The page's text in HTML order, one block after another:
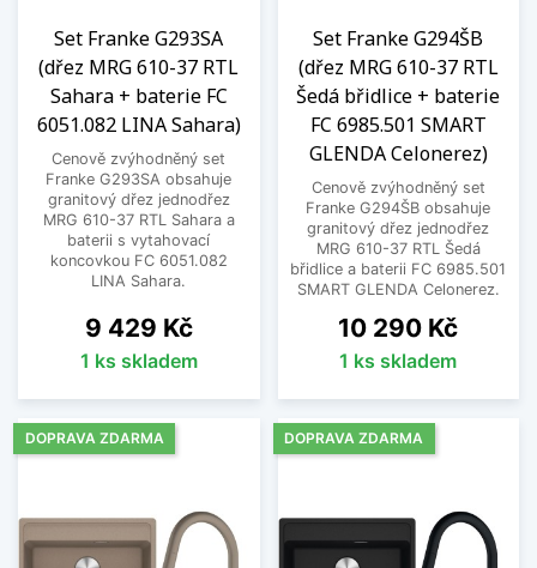
Set Franke G293SA
(dřez MRG 610-37 RTL
Sahara + baterie FC
6051.082 LINA Sahara)
Cenově zvýhodněný set
Franke G293SA obsahuje
granitový dřez jednodřez
MRG 610-37 RTL Sahara a
baterii s vytahovací
koncovkou FC 6051.082
LINA Sahara.
Cena
9 429 Kč
1 ks skladem
Set Franke G294ŠB
(dřez MRG 610-37 RTL
Šedá břidlice + baterie
FC 6985.501 SMART
GLENDA Celonerez)
Cenově zvýhodněný set
Franke G294ŠB obsahuje
granitový dřez jednodřez
MRG 610-37 RTL Šedá
břidlice a baterii FC 6985.501
SMART GLENDA Celonerez.
Cena
10 290 Kč
1 ks skladem
DOPRAVA ZDARMA DOPRAVA ZDARMA